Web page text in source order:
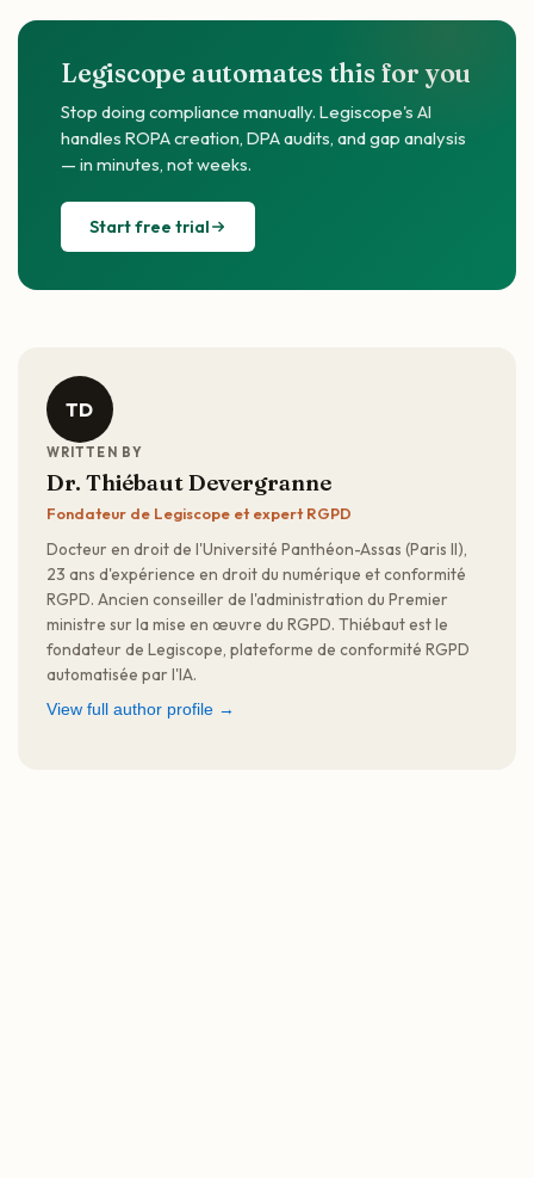
Legiscope automates this for you
Stop doing compliance manually. Legiscope's AI
handles ROPA creation, DPA audits, and gap analysis
— in minutes, not weeks.
Start free trial
TD
WRITTEN BY
Dr. Thiébaut Devergranne
Fondateur de Legiscope et expert RGPD
Docteur en droit de l'Université Panthéon-Assas (Paris II),
23 ans d'expérience en droit du numérique et conformité
RGPD. Ancien conseiller de l'administration du Premier
ministre sur la mise en œuvre du RGPD. Thiébaut est le
fondateur de Legiscope, plateforme de conformité RGPD
automatisée par l'IA.
View full author profile →